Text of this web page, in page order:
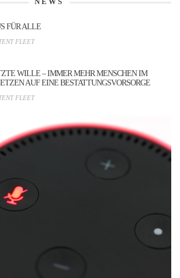
FÜR ALLE
FLEET
WILLE – IMMER MEHR MENSCHEN IM
AUF EINE BESTATTUNGSVORSORGE
FLEET